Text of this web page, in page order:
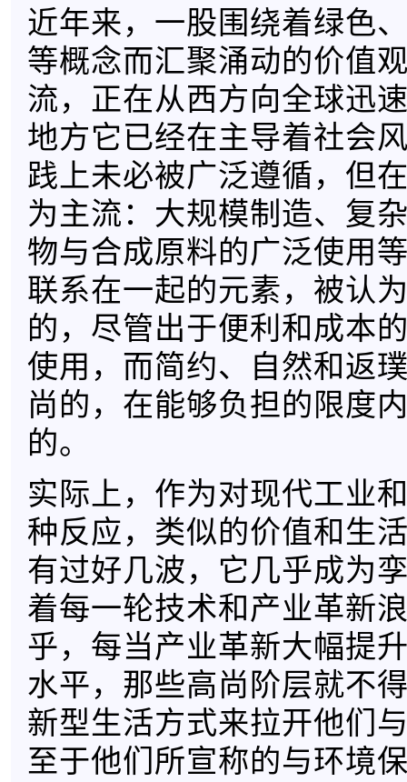
近年来，一股围绕着绿色
等概念而汇聚涌动的价值
流，正在从西方向全球迅
地方它已经在主导着社会
践上未必被广泛遵循，但
为主流：大规模制造、复
物与合成原料的广泛使用
联系在一起的元素，被认
的，尽管出于便利和成本
使用，而简约、自然和返
尚的，在能够负担的限度
的。
实际上，作为对现代工业
种反应，类似的价值和生
有过好几波，它几乎成为
着每一轮技术和产业革新
乎，每当产业革新大幅提
水平，那些高尚阶层就不
新型生活方式来拉开他们
至于他们所宣称的与环境